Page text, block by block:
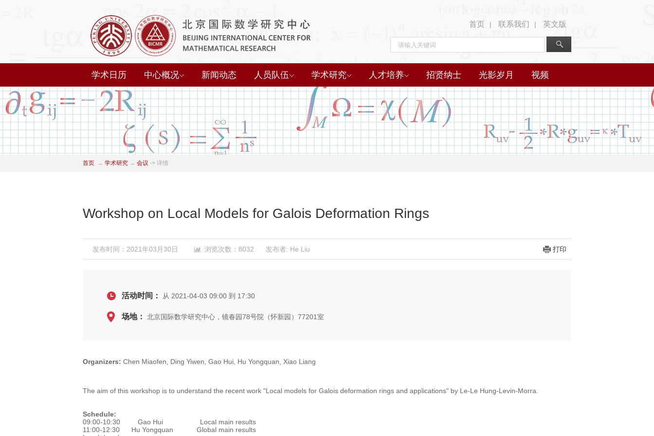
首页 | 联系我们 | 英文版
学术日历 中心概况 新闻动态 人员队伍 学术研究 人才培养 招贤纳士 光影岁月 视频
首页 → 学术研究 → 会议 -> 详情
Workshop on Local Models for Galois Deformation Rings
发布时间：2021年03月30日 浏览次数：8032 发布者: He Liu 打印
活动时间： 从 2021-04-03 09:00 到 17:30
场地： 北京国际数学研究中心，镜春园78号院（怀新园）77201室
Organizers: Chen Miaofen, Ding Yiwen, Gao Hui, Hu Yongquan, Xiao Liang
The aim of this workshop is to understand the recent work "Local models for Galois deformation rings and applications" by Le-Le Hung-Levin-Morra.
Schedule:
09:00-10:30 Gao Hui Local main results
11:00-12:30 Hu Yongquan Global main results